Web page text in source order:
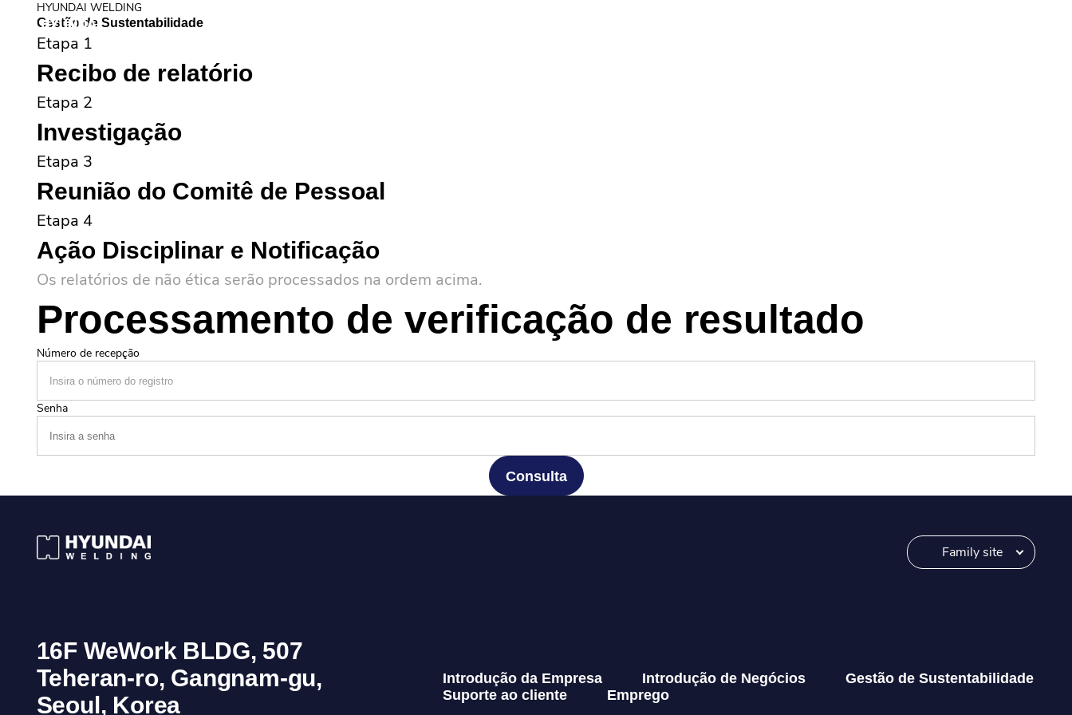
HYUNDAI WELDING
Gestão de Sustentabilidade
Etapa 1
Recibo de relatório
Etapa 2
Investigação
Etapa 3
Reunião do Comitê de Pessoal
Etapa 4
Ação Disciplinar e Notificação
Os relatórios de não ética serão processados na ordem acima.
Processamento de verificação de resultado
Número de recepção
Senha
Consulta
Family site
Introdução da Empresa Introdução de Negócios
Gestão de Sustentabilidade
Suporte ao cliente
Emprego
16F WeWork BLDG, 507
Teheran-ro, Gangnam-gu,
Seoul, Korea